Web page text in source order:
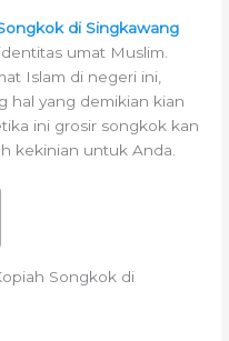
di Singkawang
umat Muslim.
Islam di negeri ini,
hal yang demikian kian
ini grosir songkok kan
kekinian untuk Anda.
Songkok di